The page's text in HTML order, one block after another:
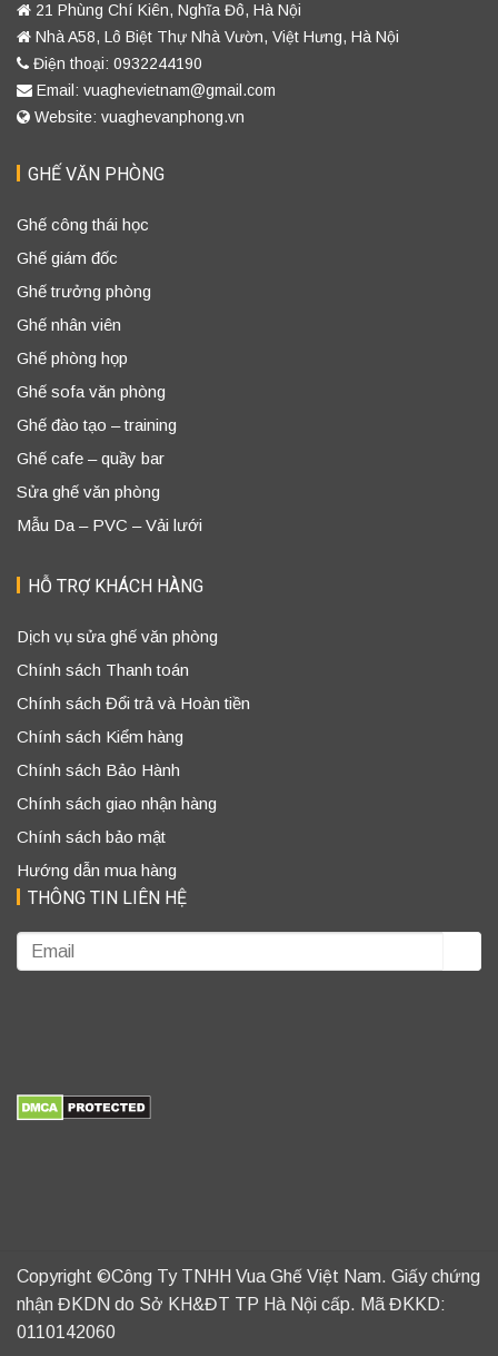
21 Phùng Chí Kiên, Nghĩa Đô, Hà Nội
Nhà A58, Lô Biệt Thự Nhà Vườn, Việt Hưng, Hà Nội
Điện thoại: 0932244190
Email: vuaghevietnam@gmail.com
Website: vuaghevanphong.vn
GHẾ VĂN PHÒNG
Ghế công thái học
Ghế giám đốc
Ghế trưởng phòng
Ghế nhân viên
Ghế phòng họp
Ghế sofa văn phòng
Ghế đào tạo – training
Ghế cafe – quầy bar
Sửa ghế văn phòng
Mẫu Da – PVC – Vải lưới
HỖ TRỢ KHÁCH HÀNG
Dịch vụ sửa ghế văn phòng
Chính sách Thanh toán
Chính sách Đổi trả và Hoàn tiền
Chính sách Kiểm hàng
Chính sách Bảo Hành
Chính sách giao nhận hàng
Chính sách bảo mật
Hướng dẫn mua hàng
THÔNG TIN LIÊN HỆ
Copyright ©Công Ty TNHH Vua Ghế Việt Nam. Giấy chứng
nhận ĐKDN do Sở KH&ĐT TP Hà Nội cấp. Mã ĐKKD:
0110142060